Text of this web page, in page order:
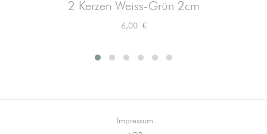
2 Kerzen Weiss-Grün 2cm
Preis
6,00 €
Impressum